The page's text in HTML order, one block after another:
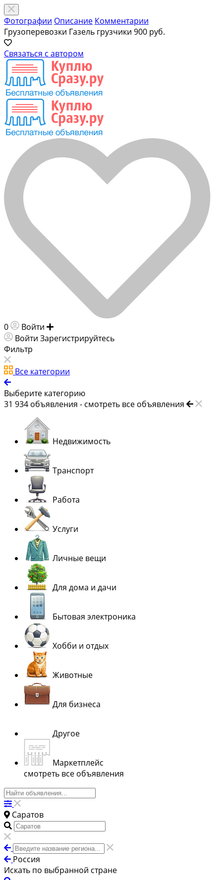
Фотографии Описание Комментарии
Грузоперевозки Газель грузчики 900 руб.
Связаться с автором
0 Войти
Войти Зарегистрируйтесь
Фильтр
Все категории
Выберите категорию
31 934 объявления - смотреть все объявления
Недвижимость
Транспорт
Работа
Услуги
Личные вещи
Для дома и дачи
Бытовая электроника
Хобби и отдых
Животные
Для бизнеса
Другое
Маркетплейс
смотреть все объявления
Саратов
Россия
Искать по выбранной стране